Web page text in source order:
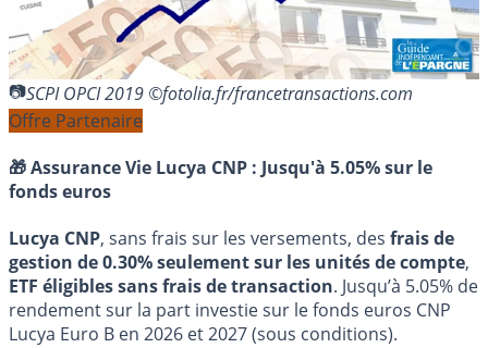
SCPI OPCI 2019 ©fotolia.fr/francetransactions.com
Offre Partenaire
🎁 Assurance Vie Lucya CNP : Jusqu'à 5.05% sur le
fonds euros
Lucya CNP, sans frais sur les versements, des frais de
gestion de 0.30% seulement sur les unités de compte,
ETF éligibles sans frais de transaction. Jusqu’à 5.05% de
rendement sur la part investie sur le fonds euros CNP
Lucya Euro B en 2026 et 2027 (sous conditions).